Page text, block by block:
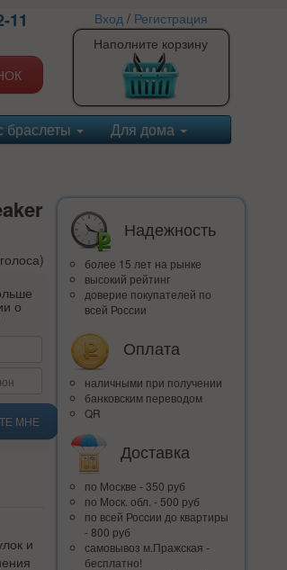
11 Вход/ Регистрация
Наполните корзину
Для дома
голоса)
о
МНЕ
и
Надежность
более 15 лет на рынке
высокий рейтинг
доверие покупателей по
всей России
Оплата
наличными при получении
банковским переводом
QR
Доставка
по Москве - 350 руб
по Моск. обл. - 500 руб
по всей Росcии до квартиры
- 800 руб
самовывоз м.Пражская -
бесплатно!